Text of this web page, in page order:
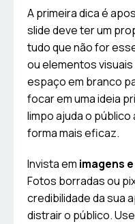
A primeira dica é
slide deve ter um
tudo que não for
ou elementos
espaço em branco
focar em uma ideia
limpo ajuda o
forma mais eficaz.
Invista em imagens
Fotos borradas ou
credibilidade da sua
distrair o público.